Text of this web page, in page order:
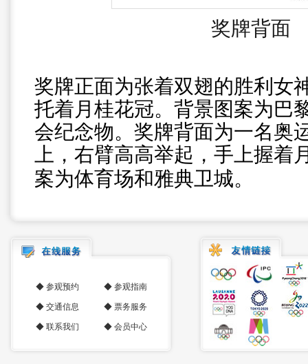
奖牌背面
奖牌正面为张着双翅的胜利女
托着月桂花冠。背景图案为巴
会纪念物。奖牌背面为一名奥
上，右臂高高举起，手上握着
案为体育场和雅典卫城。
◆ 参观预约 ◆ 参观指南
◆ 交通信息 ◆ 票务服务
◆ 联系我们 ◆ 会员中心